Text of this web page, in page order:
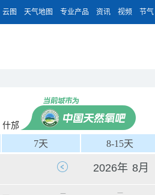
云图 天气地图 专业产品 资讯 视频 节气
什邡
7天 8-15天